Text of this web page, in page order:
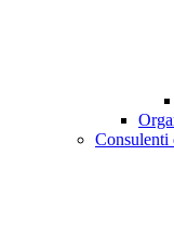
Consulenti